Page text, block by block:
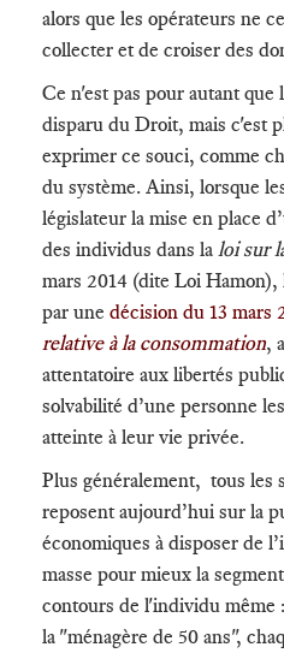
alors que les opérateurs ne
collecter et de croiser des
Ce n'est pas pour autant que
disparu du Droit, mais c'est
exprimer ce souci, comme
du système. Ainsi, lorsque
législateur la mise en place
des individus dans la loi sur
mars 2014 (dite Loi
par une décision du 13 mars
relative à la consommation,
attentatoire aux libertés
solvabilité d’une personne
atteinte à leur vie privée.
Plus généralement, tous les
reposent aujourd’hui sur la
économiques à disposer de
masse pour mieux la
contours de l'individu même
la "ménagère de 50 ans",